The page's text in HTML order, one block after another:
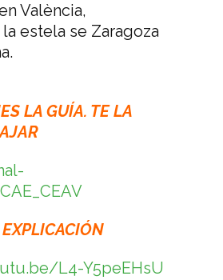
València,
estela se Zaragoza
LA GUÍA. TE LA
L4-Y5peEHsU